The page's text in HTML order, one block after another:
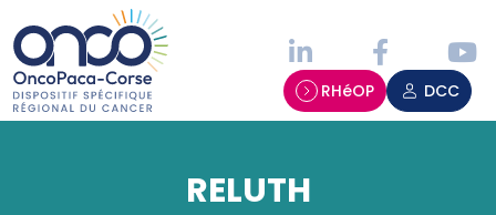
RHéOP DCC
RELUTH
Panneau de gestion des cookies